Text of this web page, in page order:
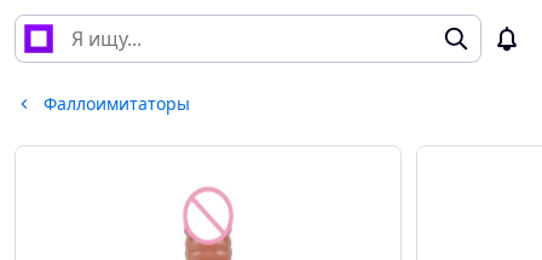
Фаллоимитаторы